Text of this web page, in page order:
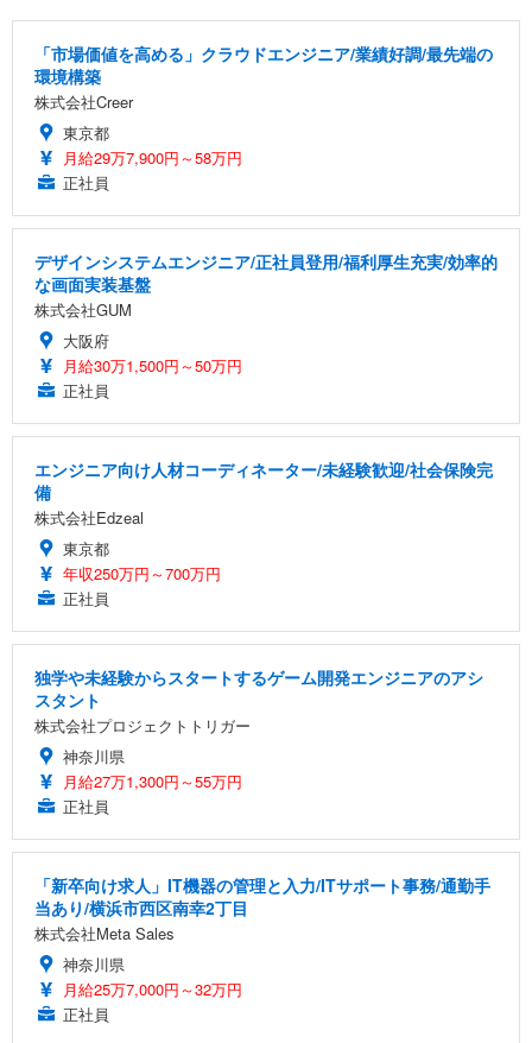
「市場価値を高める」クラウドエンジニア/業績好調/最先端の
環境構築
株式会社Creer
東京都
月給29万7,900円～58万円
正社員
デザインシステムエンジニア/正社員登用/福利厚生充実/効率的
な画面実装基盤
株式会社GUM
大阪府
月給30万1,500円～50万円
正社員
エンジニア向け人材コーディネーター/未経験歓迎/社会保険完
備
株式会社Edzeal
東京都
年収250万円～700万円
正社員
独学や未経験からスタートするゲーム開発エンジニアのアシ
スタント
株式会社プロジェクトトリガー
神奈川県
月給27万1,300円～55万円
正社員
「新卒向け求人」IT機器の管理と入力/ITサポート事務/通勤手
当あり/横浜市西区南幸2丁目
株式会社Meta Sales
神奈川県
月給25万7,000円～32万円
正社員